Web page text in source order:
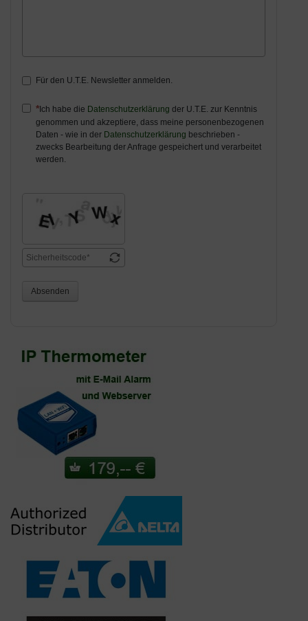
Für den U.T.E. Newsletter anmelden.
Ich habe die Datenschutzerklärung der U.T.E. zur Kenntnis
genommen und akzeptiere, dass meine personenbezogenen
Daten - wie in der Datenschutzerklärung beschrieben -
zwecks Bearbeitung der Anfrage gespeichert und verarbeitet
werden.
Absenden